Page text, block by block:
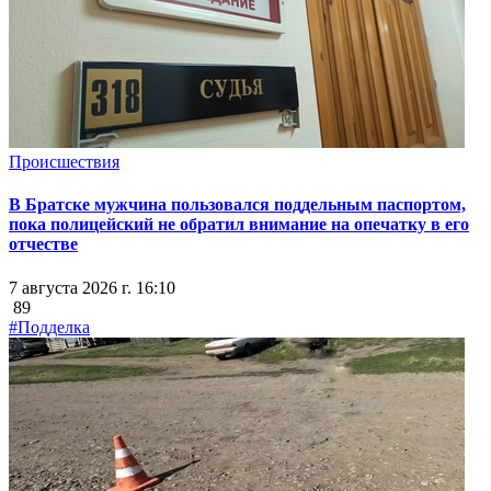
Происшествия
В Братске мужчина пользовался поддельным паспортом,
пока полицейский не обратил внимание на опечатку в его
отчестве
7 августа 2026 г. 16:10
89
#Подделка